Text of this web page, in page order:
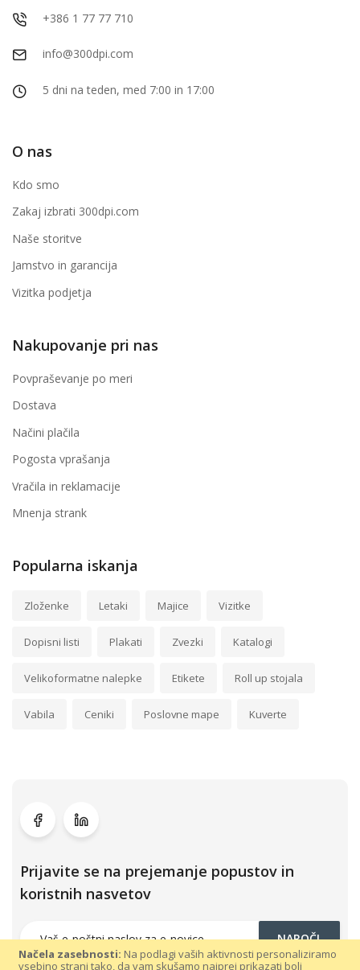
Načela zasebnosti: Na podlagi vaših aktivnosti personaliziramo
vsebino strani tako, da vam skušamo najprej prikazati bolj
+386 1 77 77 710
info@300dpi.com
5 dni na teden, med 7:00 in 17:00
O nas
Kdo smo
Zakaj izbrati 300dpi.com
Naše storitve
Jamstvo in garancija
Vizitka podjetja
Nakupovanje pri nas
Povpraševanje po meri
Dostava
Načini plačila
Pogosta vprašanja
Vračila in reklamacije
Mnenja strank
Popularna iskanja
Zloženke Letaki Majice Vizitke
Dopisni listi Plakati Zvezki Katalogi
Velikoformatne nalepke Etikete Roll up stojala
Vabila Ceniki Poslovne mape Kuverte
Prijavite se na prejemanje popustov in
koristnih nasvetov
NAROČI